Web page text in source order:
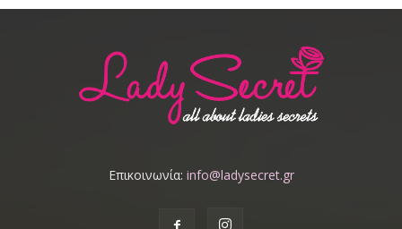
Επικοινωνία: info@ladysecret.gr